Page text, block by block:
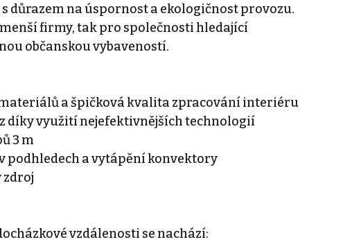
důrazem na úspornost a ekologičnost provozu.
firmy, tak pro společnosti hledající
občanskou vybaveností.
a špičková kvalita zpracování interiéru
díky využití nejefektivnějších technologií
3 m
podhledech a vytápění konvektory
zdroj
vzdálenosti se nachází: